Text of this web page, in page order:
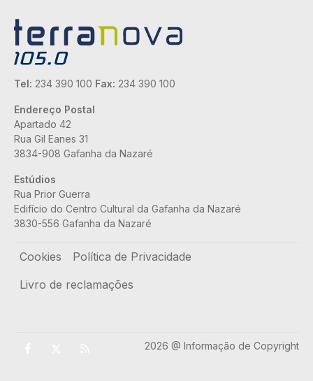
Tel: 234 390 100 Fax: 234 390 100
Endereço Postal
Apartado 42
Rua Gil Eanes 31
3834-908 Gafanha da Nazaré
Estúdios
Rua Prior Guerra
Edifício do Centro Cultural da Gafanha da Nazaré
3830-556 Gafanha da Nazaré
Rodapé
Cookies
Política de Privacidade
Livro de reclamações
2026 @ Informação de Copyright